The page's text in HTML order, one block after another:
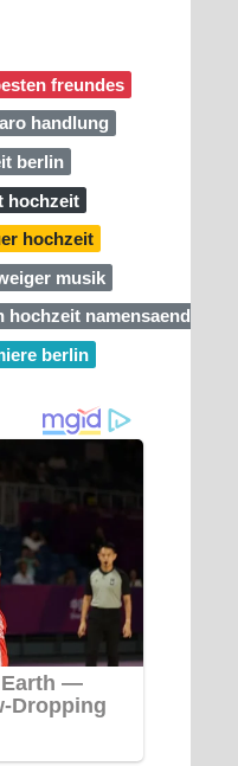
freundes
handlung
berlin
hochzeit
hochzeit
musik
hochzeit
berlin